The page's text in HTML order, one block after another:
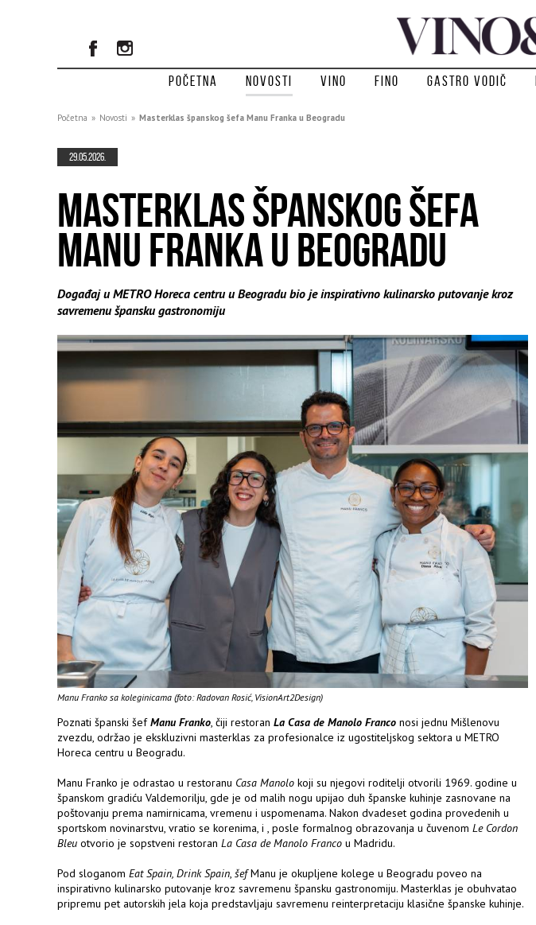
Početna Novosti Vino Fino Gastro vodič
Početna » Novosti » Masterklas španskog šefa Manu Franka u Beogradu
29.05.2026.
MASTERKLAS ŠPANSKOG ŠEFA
MANU FRANKA U BEOGRADU
Događaj u METRO Horeca centru u Beogradu bio je inspirativno kulinarsko putovanje kroz
savremenu špansku gastronomiju
Manu Franko sa koleginicama (foto: Radovan Rosić, VisionArt2Design)
Poznati španski šefManu Franko, čiji restoran La Casa de Manolo Franco nosi jednu Mišlenovu
zvezdu, održao je ekskluzivni masterklas za profesionalce iz ugostiteljskog sektora u METRO
Horeca centru u Beogradu.
Manu Franko je odrastao u restoranu Casa Manolo koji su njegovi roditelji otvorili 1969. godine u
španskom gradiću Valdemorilju, gde je od malih nogu upijao duh španske kuhinje zasnovane na
poštovanju prema namirnicama, vremenu i uspomenama. Nakon dvadeset godina provedenih u
sportskom novinarstvu, vratio se korenima, i , posle formalnog obrazovanja u čuvenom Le Cordon
Bleu otvorio je sopstveni restoran La Casa de Manolo Franco u Madridu.
Pod sloganom Eat Spain, Drink Spain, šefManu je okupljene kolege u Beogradu poveo na
inspirativno kulinarsko putovanje kroz savremenu špansku gastronomiju. Masterklas je obuhvatao
pripremu pet autorskih jela koja predstavljaju savremenu reinterpretaciju klasične španske kuhinje.